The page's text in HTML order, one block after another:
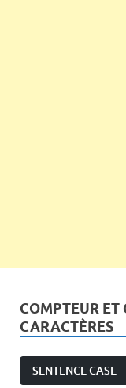
COMPTEUR
CARACTÈRES
SENTENCE CASE